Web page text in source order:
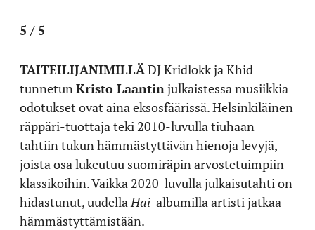
5 / 5
TAITEILIJANIMILLÄDJ Kridlokk ja Khid
tunnetunKristo Laantinjulkaistessa musiikkia
odotukset ovat aina eksosfäärissä. Helsinkiläinen
räppäri-tuottaja teki 2010-luvulla tiuhaan
tahtiin tukun hämmästyttävän hienoja levyjä,
joista osa lukeutuu suomiräpin arvostetuimpiin
klassikoihin. Vaikka 2020-luvulla julkaisutahti on
hidastunut, uudellaHai-albumilla artisti jatkaa
hämmästyttämistään.